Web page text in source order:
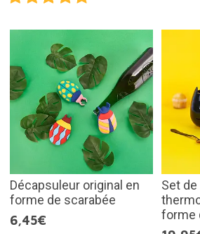
Décapsuleur original en
forme de scarabée
6,45€
Set
forme